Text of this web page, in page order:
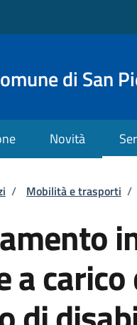
di San
Novità
di pane
/ Mobilità e trasporti /
a